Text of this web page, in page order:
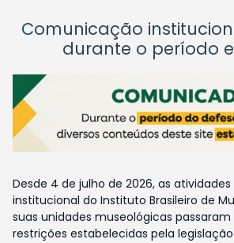
Comunicação
durante o período
Desde 4 de julho de 2026, as
institucional do Instituto Brasileiro de
suas unidades museológicas passaram
restrições estabelecidas pela